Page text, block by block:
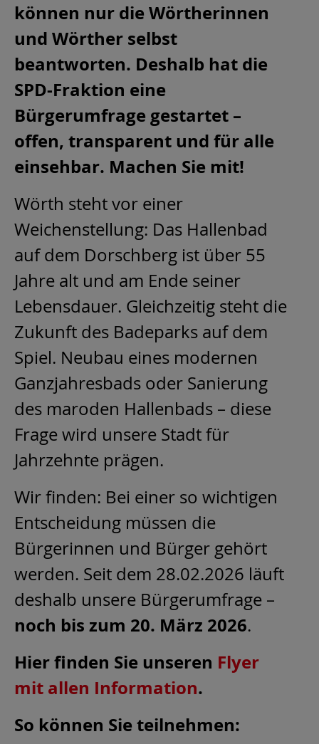
können nur die Wörtherinnen
und Wörther selbst
beantworten. Deshalb hat die
SPD-Fraktion eine
Bürgerumfrage gestartet –
offen, transparent und für alle
einsehbar. Machen Sie mit!
Wörth steht vor einer
Weichenstellung: Das Hallenbad
auf dem Dorschberg ist über 55
Jahre alt und am Ende seiner
Lebensdauer. Gleichzeitig steht die
Zukunft des Badeparks auf dem
Spiel. Neubau eines modernen
Ganzjahresbads oder Sanierung
des maroden Hallenbads – diese
Frage wird unsere Stadt für
Jahrzehnte prägen.
Wir finden: Bei einer so wichtigen
Entscheidung müssen die
Bürgerinnen und Bürger gehört
werden. Seit dem 28.02.2026 läuft
deshalb unsere Bürgerumfrage –
noch bis zum 20. März 2026.
Hier finden Sie unseren Flyer
mit allen Information.
So können Sie teilnehmen: